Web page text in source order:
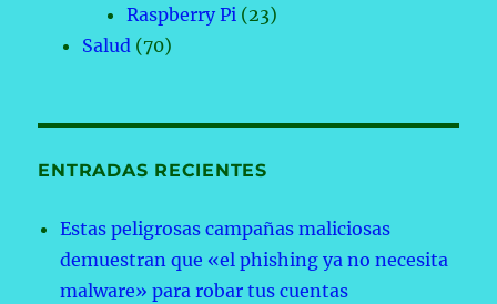
Raspberry Pi (23)
Salud (70)
ENTRADAS RECIENTES
Estas peligrosas campañas maliciosas
demuestran que «el phishing ya no necesita
malware» para robar tus cuentas